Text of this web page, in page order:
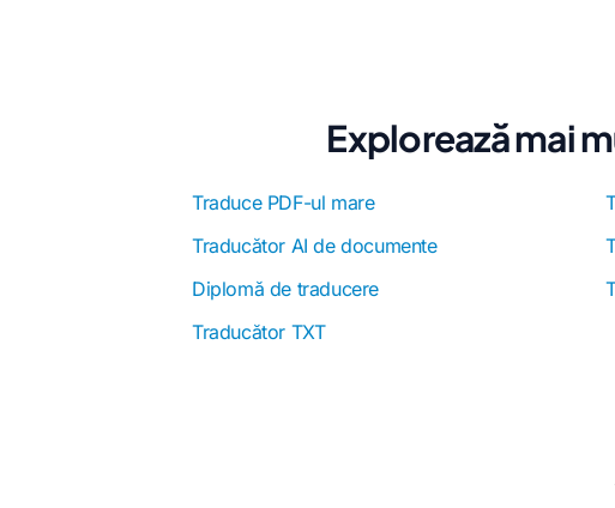
Explorează mai
Traduce PDF-ul mare
Traducător AI de documente
Diplomă de traducere
Traducător TXT